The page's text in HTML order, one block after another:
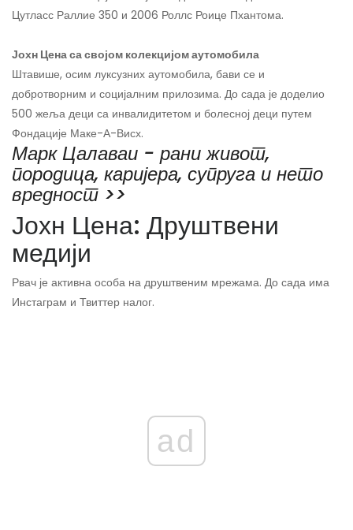
Цутласс Раллие 350 и 2006 Роллс Роице Пхантома.
Јохн Цена са својом колекцијом аутомобила
Штавише, осим луксузних аутомобила, бави се и
добротворним и социјалним прилозима. До сада је доделио
500 жеља деци са инвалидитетом и болесној деци путем
Фондације Маке-А-Висх.
Марк Цалаваи - рани живот,
породица, каријера, супруга и нето
вредност >>
Јохн Цена: Друштвени
медији
Рвач је активна особа на друштвеним мрежама. До сада има
Инстаграм и Твиттер налог.
ad